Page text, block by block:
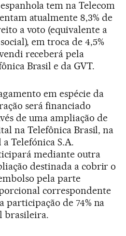
tem na Telecom
atualmente 8,3% de
a voto (equivalente a
em troca de 4,5%
receberá pela
Brasil e da GVT.
em espécie da
será financiado
de uma ampliação de
na Telefônica Brasil, na
a Telefónica S.A.
mediante outra
destinada a cobrir o
pela parte
correspondente
participação de 74% na
brasileira.